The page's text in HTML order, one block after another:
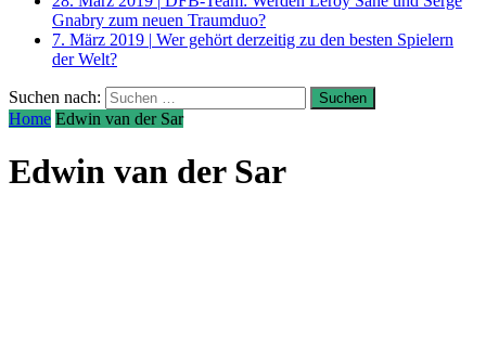
Gnabry zum neuen Traumduo?
7. März 2019 | Wer gehört derzeitig zu den besten Spielern
der Welt?
Suchen nach:
Home Edwin van der Sar
Edwin van der Sar